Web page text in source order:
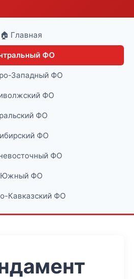
🏠 Главная
ФО
Западный ФО
ФО
ФО
ФО
ФО
Южный ФО
Кавказский ФО